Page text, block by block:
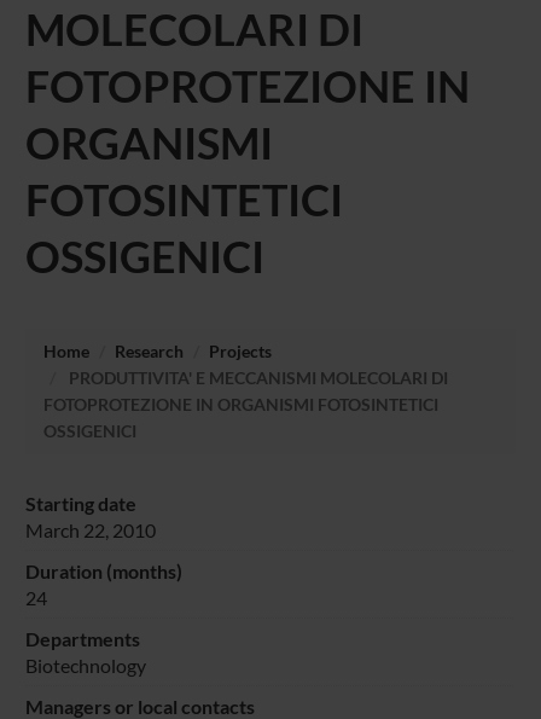
MOLECOLARI DI
FOTOPROTEZIONE IN
ORGANISMI
FOTOSINTETICI
OSSIGENICI
Home Research
Projects
PRODUTTIVITA' E MECCANISMI MOLECOLARI DI
FOTOPROTEZIONE IN ORGANISMI FOTOSINTETICI
OSSIGENICI
Starting date
March 22, 2010
Duration (months)
24
Departments
Biotechnology
Managers or local contacts